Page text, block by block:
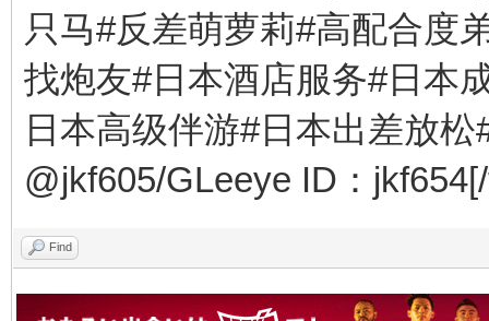
只马#反差萌萝莉#高配合度
找炮友#日本酒店服务#日本
日本高级伴游#日本出差放
@jkf605/GLeeye ID：
Find